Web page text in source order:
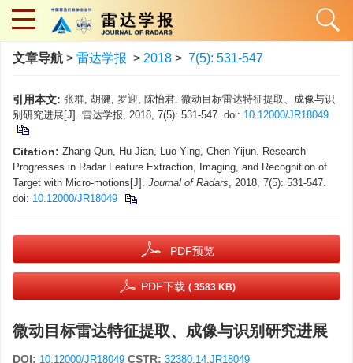
文章导航 > 雷达学报 > 2018 > 7(5): 531-547
引用本文: 张群, 胡健, 罗迎, 陈怡君. 微动目标雷达特征提取、成像与识
别研究进展[J]. 雷达学报, 2018, 7(5): 531-547. doi: 10.12000/JR18049
Citation: Zhang Qun, Hu Jian, Luo Ying, Chen Yijun. Research
Progresses in Radar Feature Extraction, Imaging, and Recognition of
Target with Micro-motions[J]. Journal of Radars, 2018, 7(5): 531-547.
doi: 10.12000/JR18049
PDF预览
PDF下载 ( 3583 KB)
微动目标雷达特征提取、成像与识别研究进展
DOI: 10.12000/JR18049 CSTR: 32380.14.JR18049